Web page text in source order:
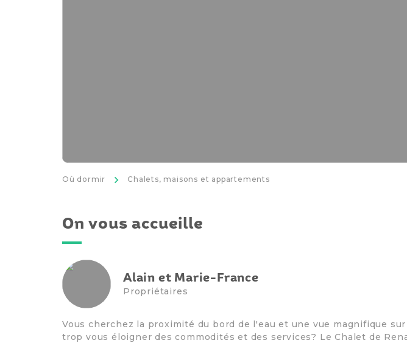
Où dormir >
Chalets, maisons et appartements
On vous accueille
Alain et Marie-France
Propriétaires
Vous cherchez la proximité du bord de l'eau et une vue magnifique
trop vous éloigner des commodités et des services? Le Chalet de